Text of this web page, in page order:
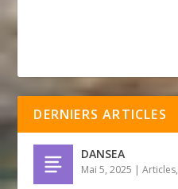
DERNIERS ARTICLES
DANSEA
Mai 5, 2025 |Articles,